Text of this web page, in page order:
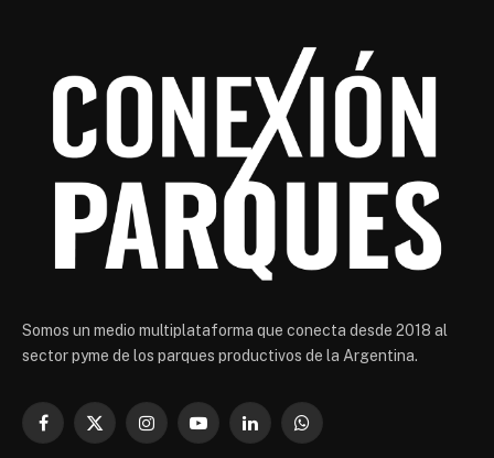
Somos un medio multiplataforma que conecta desde 2018 al
sector pyme de los parques productivos de la Argentina.
Facebook
X
InstagramYouTubeLinkedInWhatsApp